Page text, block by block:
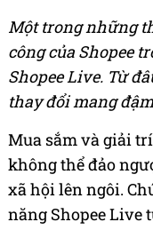
Một trong những
công của Shopee
Shopee Live. Từ
thay đổi mang
Mua sắm và giải
không thể đảo
xã hội lên ngôi.
năng Shopee Live